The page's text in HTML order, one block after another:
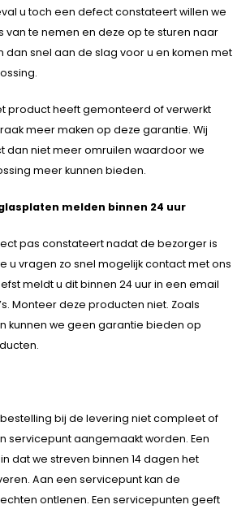
u toch een defect constateert willen we
van te nemen en deze op te sturen naar
dan snel aan de slag voor u en komen met
product heeft gemonteerd of verwerkt
meer maken op deze garantie. Wij
dan niet meer omruilen waardoor we
meer kunnen bieden.
melden binnen 24 uur
pas constateert nadat de bezorger is
u vragen zo snel mogelijk contact met ons
meldt u dit binnen 24 uur in een email
Monteer deze producten niet. Zoals
kunnen we geen garantie bieden op
bij de levering niet compleet of
servicepunt aangemaakt worden. Een
dat we streven binnen 14 dagen het
Aan een servicepunt kan de
ontlenen. Een servicepunten geeft